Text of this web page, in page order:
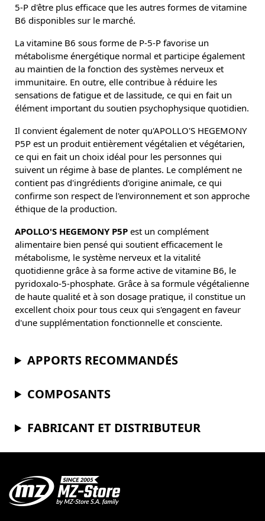
5-P d'être plus efficace que les autres formes de vitamine
B6 disponibles sur le marché.
La vitamine B6 sous forme de P-5-P favorise un
métabolisme énergétique normal et participe également
au maintien de la fonction des systèmes nerveux et
immunitaire. En outre, elle contribue à réduire les
sensations de fatigue et de lassitude, ce qui en fait un
élément important du soutien psychophysique quotidien.
Il convient également de noter qu'APOLLO'S HEGEMONY
P5P est un produit entièrement végétalien et végétarien,
ce qui en fait un choix idéal pour les personnes qui
suivent un régime à base de plantes. Le complément ne
contient pas d'ingrédients d'origine animale, ce qui
confirme son respect de l'environnement et son approche
éthique de la production.
APOLLO'S HEGEMONY P5P est un complément
alimentaire bien pensé qui soutient efficacement le
métabolisme, le système nerveux et la vitalité
quotidienne grâce à sa forme active de vitamine B6, le
pyridoxalo-5-phosphate. Grâce à sa formule végétalienne
de haute qualité et à son dosage pratique, il constitue un
excellent choix pour tous ceux qui s'engagent en faveur
d'une supplémentation fonctionnelle et consciente.
APPORTS RECOMMANDÉS
COMPOSANTS
FABRICANT ET DISTRIBUTEUR